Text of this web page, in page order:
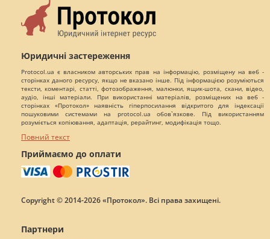
Юридичні застереження
Protocol.ua є власником авторських прав на інформацію, розміщену на веб -
сторінках даного ресурсу, якщо не вказано інше. Під інформацією розуміються
тексти, коментарі, статті, фотозображення, малюнки, ящик-шота, скани, відео,
аудіо, інші матеріали. При використанні матеріалів, розміщених на веб -
сторінках «Протокол» наявність гіперпосилання відкритого для індексації
пошуковими системами на protocol.ua обов`язкове. Під використанням
розуміється копіювання, адаптація, рерайтинг, модифікація тощо.
Повний текст
Приймаємо до оплати
Copyright © 2014-2026 «Протокол». Всі права захищені.
Партнери